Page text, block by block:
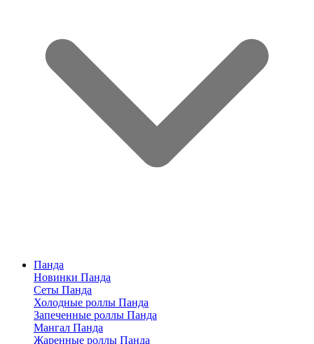
Панда
Новинки Панда
Сеты Панда
Холодные роллы Панда
Запеченные роллы Панда
Мангал Панда
Жаренные роллы Панда